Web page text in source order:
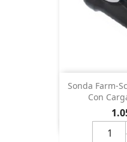
Sonda Farm-
Con